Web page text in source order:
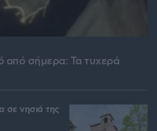
από σήμερα: Τα τυχερά
σε νησιά της